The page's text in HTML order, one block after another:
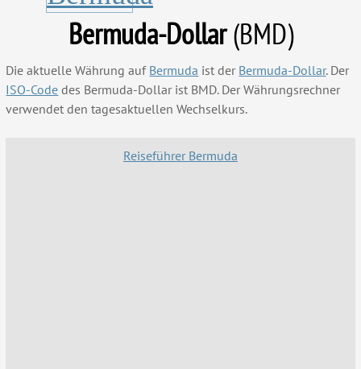
Bermuda-Dollar (BMD)
Die aktuelle Währung auf Bermuda ist der Bermuda-Dollar. Der
ISO-Code des Bermuda-Dollar ist BMD. Der Währungsrechner
verwendet den tagesaktuellen Wechselkurs.
Reiseführer Bermuda